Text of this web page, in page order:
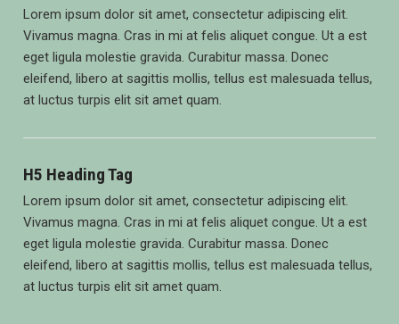
Lorem ipsum dolor sit amet, consectetur adipiscing elit.
Vivamus magna. Cras in mi at felis aliquet congue. Ut a est
eget ligula molestie gravida. Curabitur massa. Donec
eleifend, libero at sagittis mollis, tellus est malesuada tellus,
at luctus turpis elit sit amet quam.
H5 Heading Tag
Lorem ipsum dolor sit amet, consectetur adipiscing elit.
Vivamus magna. Cras in mi at felis aliquet congue. Ut a est
eget ligula molestie gravida. Curabitur massa. Donec
eleifend, libero at sagittis mollis, tellus est malesuada tellus,
at luctus turpis elit sit amet quam.